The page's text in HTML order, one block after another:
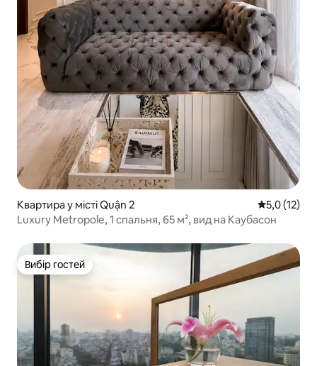
Квартира у місті Quận 2 Середня
5,0 (12)
Luxury Metropole, 1 спальня, 65 м², вид на Каубасон
Вибір гостей
Вибір гостей